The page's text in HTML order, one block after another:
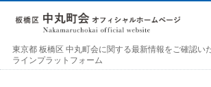
東京都 板橋区 中丸町会に関する最新情報をご確認い
ラインプラットフォーム